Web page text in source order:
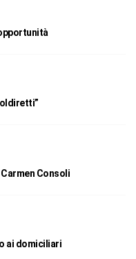
Consoli
ai domiciliari